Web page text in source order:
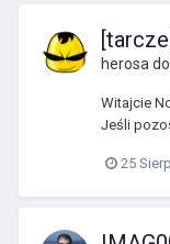
herosa
Witajcie
Jeśli
25